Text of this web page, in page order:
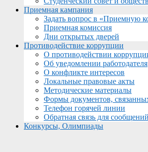
Приемная кампания
Задать вопрос в «Приемную
Приемная комиссия
Дни открытых дверей
Противодействие коррупции
О противодействии
Об уведомлении работодателя
О конфликте интересов
Локальные правовые акты
Методические материалы
Формы документов,
Телефон горячей линии
Обратная связь для
Конкурсы, Олимпиады